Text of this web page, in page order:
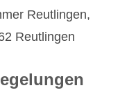
Reutlingen,
Reutlingen